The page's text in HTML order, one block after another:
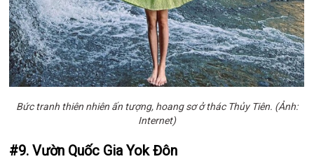
Bức tranh thiên nhiên ấn tượng, hoang sơ ở thác Thủy Tiên. (Ảnh:
Internet)
#9. Vườn Quốc Gia Yok Đôn